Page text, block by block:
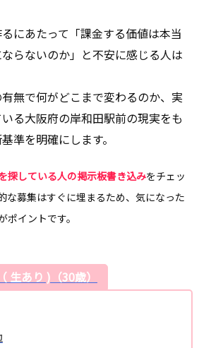
にあたって「課金する価値は本当
らないのか」と不安に感じる人は
無で何がどこまで変わるのか、実
る大阪府の岸和田駅前の現実をも
準を明確にします。
探している人の掲示板書き込みをチェッ
な募集はすぐに埋まるため、気になった
イントです。
生あり )（30歳）